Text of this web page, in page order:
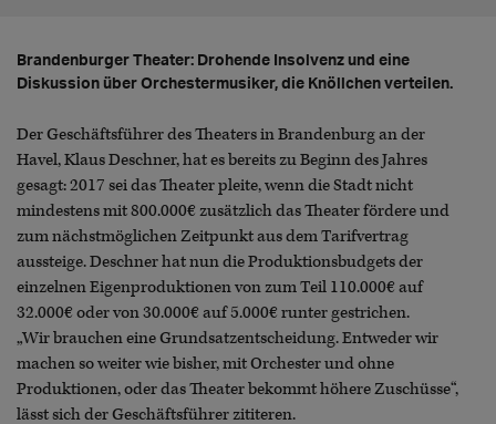
Brandenburger Theater: Drohende Insolvenz und eine
Diskussion über Orchestermusiker, die Knöllchen verteilen.
Der Geschäftsführer des Theaters in Brandenburg an der
Havel, KlausDeschner, hat es bereits zu Beginn des Jahres
gesagt: 2017 sei das Theater pleite, wenn die Stadt nicht
mindestens mit 800.000€ zusätzlich das Theater fördere und
zum nächstmöglichen Zeitpunkt aus dem Tarifvertrag
aussteige. Deschner hat nun die Produktionsbudgets der
einzelnen Eigenproduktionen von zum Teil 110.000€ auf
32.000€ oder von 30.000€ auf 5.000€ runter gestrichen.
„Wir brauchen eine Grundsatzentscheidung. Entweder wir
machen so weiter wie bisher, mit Orchester und ohne
Produktionen, oder das Theater bekommt höhere Zuschüsse“,
lässt sich der Geschäftsführer zititeren.